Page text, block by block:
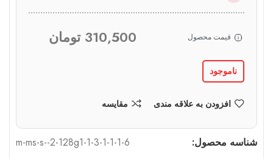
قیمت محصول 310,500 تومان
ناموجود
افزودن به علاقه مندی مقایسه
شناسه محصول:
m-ms-s--2-128g1-1-3-1-1-1-6